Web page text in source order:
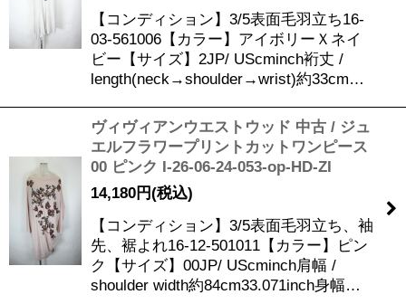
【コンディション】3/5表面毛羽立ち16-
03-561006【カラー】アイボリーＸネイ
ビー【サイズ】2JP/ UScminch裄丈 /
length(neck→shoulder→wrist)約33cm…
ヴィヴィアンウエストウッド 中古 / ジュ
エルフラワープリントカットワンピース
00 ピンク I-26-06-24-053-op-HD-ZI
14,180円(税込)
【コンディション】3/5表面毛羽立ち、袖
先、裾よれ16-12-501011【カラー】ピン
ク【サイズ】00JP/ UScminch肩幅 /
shoulder width約84cm33.071inch身幅…